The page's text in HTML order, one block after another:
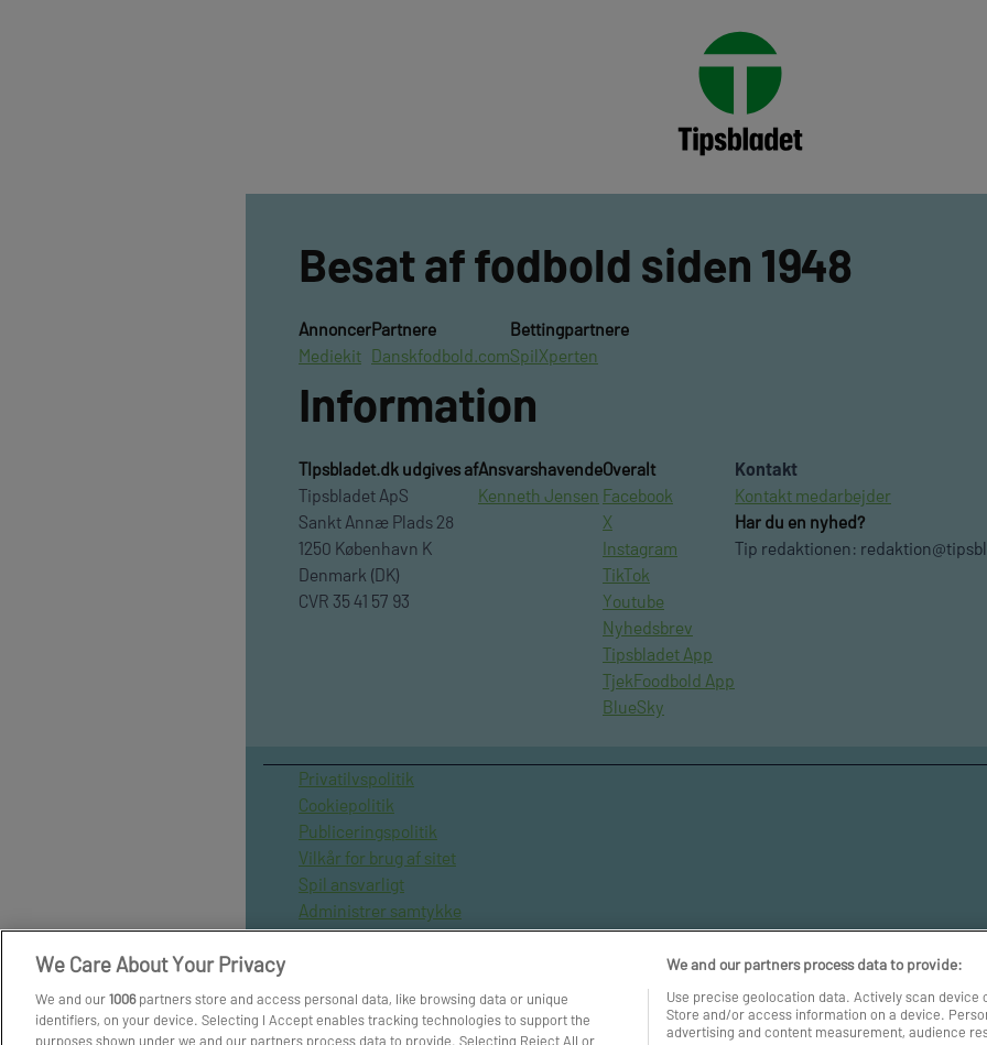
Besat af fodbold siden 1948
Annoncer
Mediekit
Partnere
Danskfodbold.com
Bettingpartnere
SpilXperten
Information
TIpsbladet.dk udgives af
Tipsbladet ApS
Sankt Annæ Plads 28
1250 København K
Denmark (DK)
CVR 35 41 57 93
Ansvarshavende
Kenneth Jensen
Overalt
Facebook
X
Instagram
TikTok
Youtube
Nyhedsbrev
Tipsbladet App
TjekFoodbold App
BlueSky
Kontakt
Kontakt medarbejder
Har du en nyhed?
Tip redaktionen:
Privatilvspolitik
Cookiepolitik
Publiceringspolitik
Vilkår for brug af sitet
Spil ansvarligt
Administrer samtykke
Arkiv
Skribenter
We Care About Your Privacy
We and our1006partners store and access personal data, like browsing data or unique
identifiers, on your device. Selecting I Accept enables tracking technologies to support the
purposes shown under we and our partners process data to provide. Selecting Reject All or
We and our partners process data to provide:
Use precise geolocation data. Actively scan
Store and/or access information on a device.
advertising and content measurement, audience